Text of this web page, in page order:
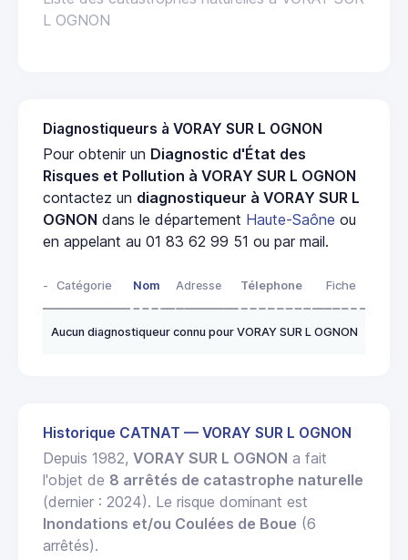
L OGNON
Diagnostiqueurs à VORAY SUR L OGNON
Pour obtenir un Diagnostic d'État des
Risques et Pollution à VORAY SUR L OGNON
contactez un diagnostiqueur à VORAY SUR L
OGNON dans le département Haute-Saône ou
en appelant au 01 83 62 99 51 ou par mail.
- Catégorie Nom Adresse Télephone Fiche
Aucun diagnostiqueur connu pour VORAY SUR L OGNON
Historique CATNAT — VORAY SUR L OGNON
Depuis 1982, VORAY SUR L OGNON a fait
l'objet de 8 arrêtés de catastrophe naturelle
(dernier : 2024). Le risque dominant est
Inondations et/ou Coulées de Boue (6
arrêtés).